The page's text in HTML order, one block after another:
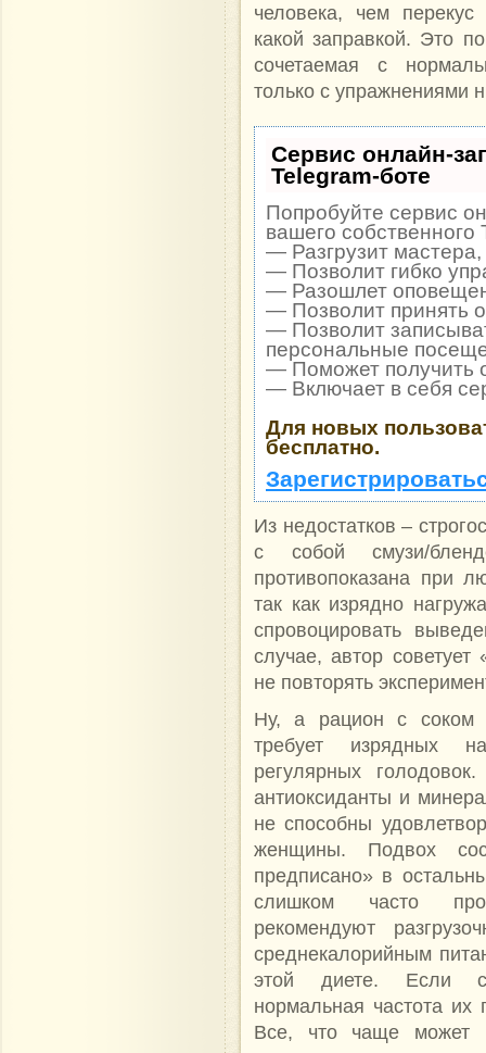
человека, чем
какой заправкой. Это
сочетаемая с
только с упражнениями
Сервис онлайн-
Telegram-боте
Попробуйте сервис
вашего собственного
— Разгрузит
— Позволит гибко
— Разошлет
— Позволит принять
— Позволит
персональные
— Поможет получить
— Включает в себя
Для новых
бесплатно.
Из недостатков –
с собой смузи/
противопоказана при
так как изрядно
спровоцировать
случае, автор
не повторять
Ну, а рацион с соком
требует изрядных
регулярных
антиоксиданты и
не способны
женщины. Подвох
предписано» в
слишком часто
рекомендуют
среднекалорийным
этой диете. Если
нормальная частота
Все, что чаще может